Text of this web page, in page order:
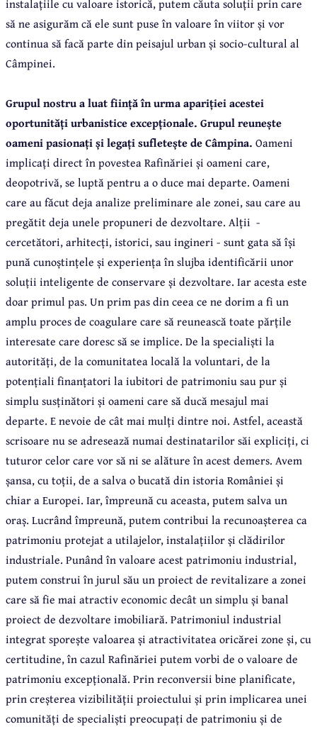
instalațiile cu valoare istorică, putem căuta soluții prin care
să ne asigurăm că ele sunt puse în valoare în viitor și vor
continua să facă parte din peisajul urban și socio-cultural al
Câmpinei.
Grupul nostru a luat ființă în urma apariției acestei
oportunități urbanistice excepționale. Grupul reunește
oameni pasionați și legați sufletește de Câmpina. Oameni
implicați direct în povestea Rafinăriei și oameni care,
deopotrivă, se luptă pentru a o duce mai departe. Oameni
care au făcut deja analize preliminare ale zonei, sau care au
pregătit deja unele propuneri de dezvoltare. Alții -
cercetători, arhitecți, istorici, sau ingineri - sunt gata să își
pună cunoștințele și experiența în slujba identificării unor
soluții inteligente de conservare și dezvoltare. Iar acesta este
doar primul pas. Un prim pas din ceea ce ne dorim a fi un
amplu proces de coagulare care să reunească toate părțile
interesate care doresc să se implice. De la specialiști la
autorități, de la comunitatea locală la voluntari, de la
potențiali finanțatori la iubitori de patrimoniu sau pur și
simplu susținători și oameni care să ducă mesajul mai
departe. E nevoie de cât mai mulți dintre noi. Astfel, această
scrisoare nu se adresează numai destinatarilor săi expliciți, ci
tuturor celor care vor să ni se alăture în acest demers. Avem
șansa, cu toții, de a salva o bucată din istoria României și
chiar a Europei. Iar, împreună cu aceasta, putem salva un
oraș. Lucrând împreună, putem contribui la recunoașterea ca
patrimoniu protejat a utilajelor, instalațiilor și clădirilor
industriale. Punând în valoare acest patrimoniu industrial,
putem construi în jurul său un proiect de revitalizare a zonei
care să fie mai atractiv economic decât un simplu și banal
proiect de dezvoltare imobiliară. Patrimoniul industrial
integrat sporește valoarea și atractivitatea oricărei zone și, cu
certitudine, în cazul Rafinăriei putem vorbi de o valoare de
patrimoniu excepțională. Prin reconversii bine planificate,
prin creșterea vizibilității proiectului și prin implicarea unei
comunități de specialiști preocupați de patrimoniu și de